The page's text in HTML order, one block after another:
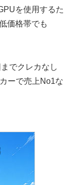
を使用するた
価格帯でも
でクレカなし
ーで売上No1な